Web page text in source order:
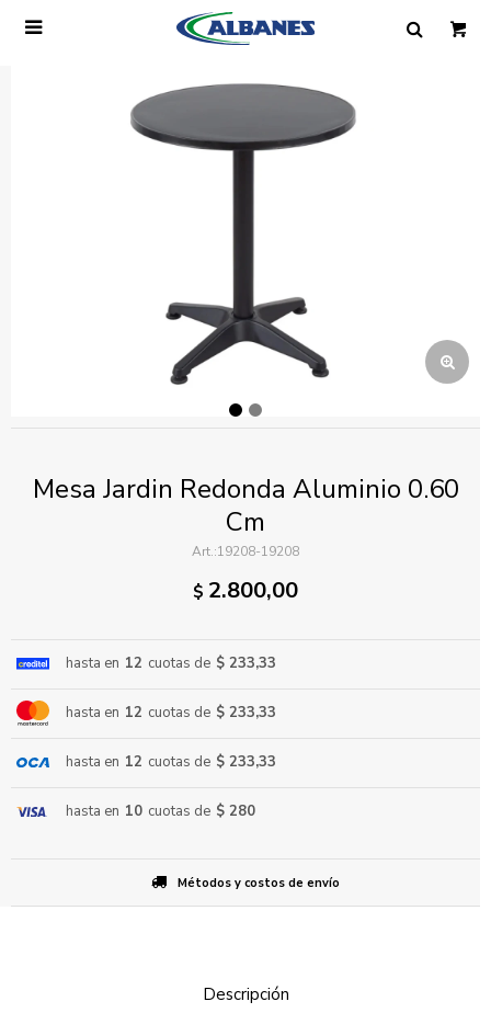

Mesa Jardin Redonda Aluminio 0.60
Cm
19208-19208
$ 2.800,00
hasta en 12 cuotas de $ 233,33
hasta en 12 cuotas de $ 233,33
hasta en 12 cuotas de $ 233,33
hasta en 10 cuotas de $ 280
Métodos y costos de envío
Descripción
Ingresa tus datos y te informaremos cuando
tengamos stock disponible.